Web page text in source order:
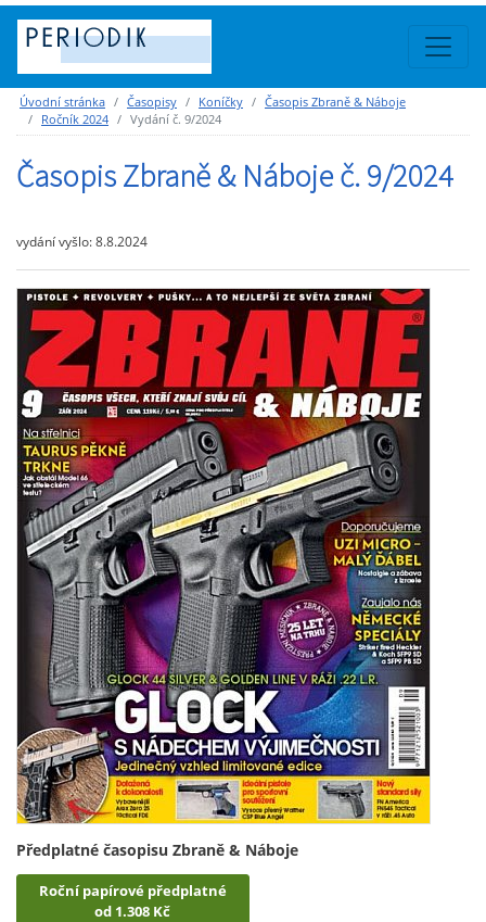
Úvodní stránka Časopisy Koníčky
Časopis Zbraně & Náboje
Ročník 2024
Vydání č. 9/2024
Časopis Zbraně & Náboje č. 9/2024
vydání vyšlo: 8.8.2024
Předplatné časopisu Zbraně & Náboje
Roční papírové předplatné
od 1.308 Kč